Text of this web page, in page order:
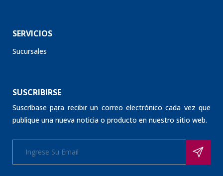
SERVICIOS
SUSCRIBIRSE
publique una nueva noticia o producto en nuestro sitio web.